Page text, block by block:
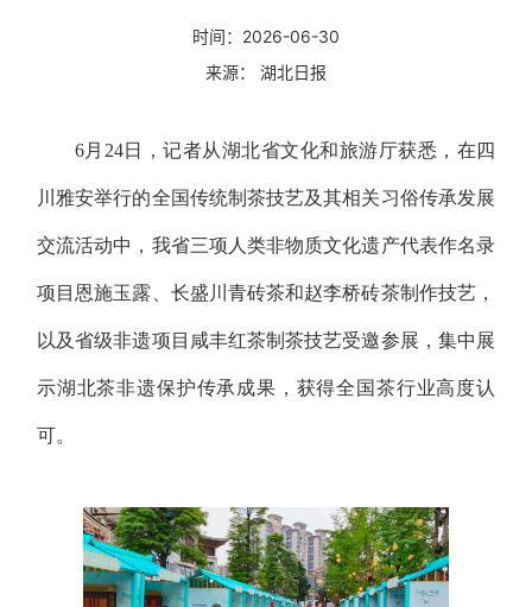
时间：2026-06-30
来源： 湖北日报
6月24日，记者从湖北省文化和旅游厅获悉，在四
川雅安举行的全国传统制茶技艺及其相关习俗传承发展
交流活动中，我省三项人类非物质文化遗产代表作名录
项目 恩施玉露、长盛川青砖茶和赵李桥砖茶制作技艺 ，
以及省级非遗项目咸丰红茶制茶技艺受邀参展，集中展
示湖北茶非遗保护传承成果，获得全国茶行业高度认
可。